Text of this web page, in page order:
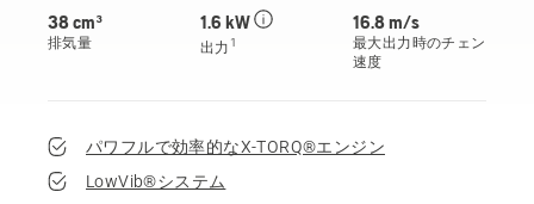
38 cm³
排気量
1.6 kW
出力 1
16.8 m/s
最大出力時のチェン
速度
パワフルで効率的なX-TORQ®エンジン
LowVib®システム